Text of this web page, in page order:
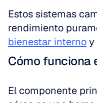
Estos sistemas
bienestar interno y
Cómo funciona
El componente